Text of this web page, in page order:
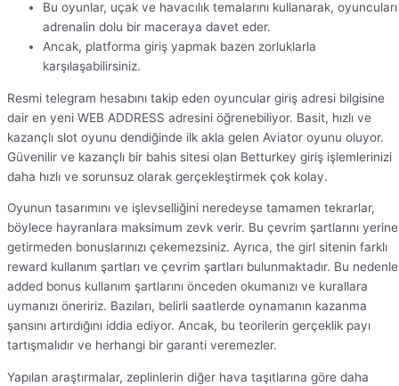
Bu oyunlar, uçak ve havacılık temalarını kullanarak, oyuncuları
adrenalin dolu bir maceraya davet eder.
Ancak, platforma giriş yapmak bazen zorluklarla
karşılaşabilirsiniz.
Resmi telegram hesabını takip eden oyuncular giriş adresi bilgisine
dair en yeni WEB ADDRESS adresini öğrenebiliyor. Basit, hızlı ve
kazançlı slot oyunu dendiğinde ilk akla gelen Aviator oyunu oluyor.
Güvenilir ve kazançlı bir bahis sitesi olan Betturkey giriş işlemlerinizi
daha hızlı ve sorunsuz olarak gerçekleştirmek çok kolay.
Oyunun tasarımını ve işlevselliğini neredeyse tamamen tekrarlar,
böylece hayranlara maksimum zevk verir. Bu çevrim şartlarını yerine
getirmeden bonuslarınızı çekemezsiniz. Ayrıca, the girl sitenin farklı
reward kullanım şartları ve çevrim şartları bulunmaktadır. Bu
added bonus kullanım şartlarını önceden okumanızı ve kurallara
uymanızı öneririz. Bazıları, belirli saatlerde oynamanın kazanma
şansını artırdığını iddia ediyor. Ancak, bu teorilerin gerçeklik payı
tartışmalıdır ve herhangi bir garanti veremezler.
Yapılan araştırmalar, zeplinlerin diğer hava taşıtlarına göre daha